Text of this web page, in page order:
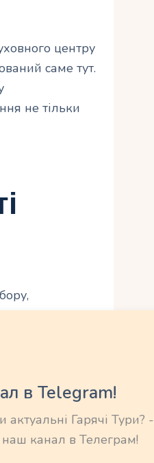
центру
саме тут.
не тільки
витонченого
храмів у
світу. Одна
з’єднуються
специфіку:
в Telegram!
актуальні Гарячі Тури? -
наш канал в Телеграм!